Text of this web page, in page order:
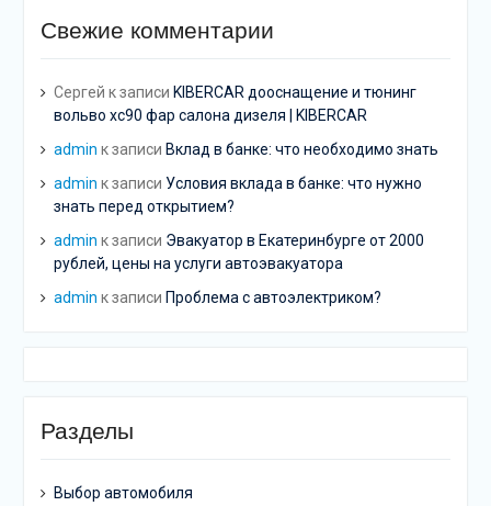
Свежие комментарии
Сергей к записи KIBERCAR дооснащение и тюнинг
вольво хс90 фар салона дизеля | KIBERCAR
admin к записи Вклад в банке: что необходимо знать
admin к записи Условия вклада в банке: что нужно
знать перед открытием?
admin к записи Эвакуатор в Екатеринбурге от 2000
рублей, цены на услуги автоэвакуатора
admin к записи Проблема с автоэлектриком?
Разделы
Выбор автомобиля